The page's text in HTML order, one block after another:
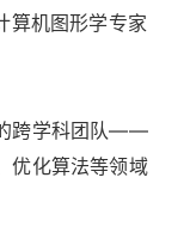
算机图形学专家
跨学科团队——
优化算法等领域